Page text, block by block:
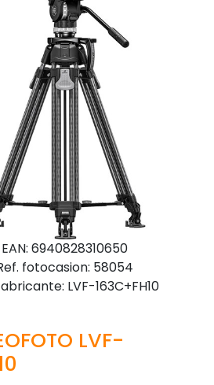
EAN: 6940828310650
fotocasion: 58054
LVF-163C+FH10
LVF-